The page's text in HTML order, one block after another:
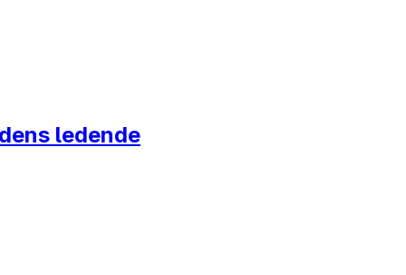
ledende